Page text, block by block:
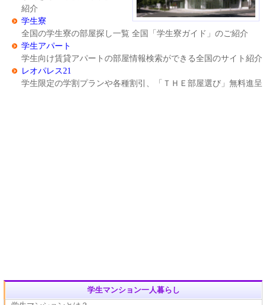
紹介
学生寮
全国の学生寮の部屋探し一覧 全国「学生寮ガイド」のご紹介
学生アパート
学生向け賃貸アパートの部屋情報検索ができる全国のサイト紹介
レオパレス21
学生限定の学割プランや各種割引、「ＴＨＥ部屋選び」無料進呈
学生マンション一人暮らし